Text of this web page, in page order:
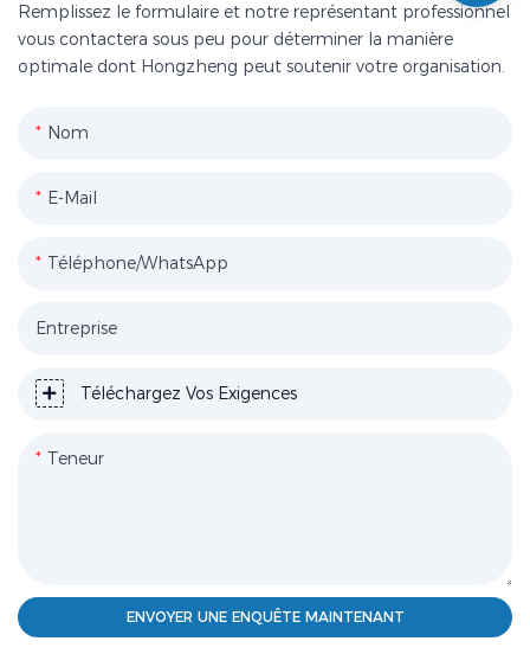
Remplissez le formulaire et notre représentant professionnel
vous contactera sous peu pour déterminer la manière
optimale dont Hongzheng peut soutenir votre organisation.
Nom
E-Mail
Téléphone/WhatsApp
Entreprise
Téléchargez Vos Exigences
Teneur
ENVOYER UNE ENQUÊTE MAINTENANT